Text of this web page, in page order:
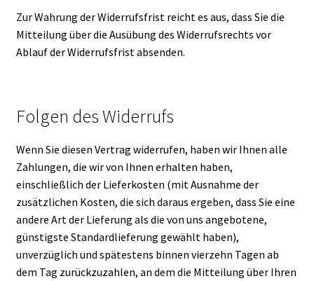
Zur Wahrung der Widerrufsfrist reicht es aus, dass Sie die
Mitteilung über die Ausübung des Widerrufsrechts vor
Ablauf der Widerrufsfrist absenden.
Folgen des Widerrufs
Wenn Sie diesen Vertrag widerrufen, haben wir Ihnen alle
Zahlungen, die wir von Ihnen erhalten haben,
einschließlich der Lieferkosten (mit Ausnahme der
zusätzlichen Kosten, die sich daraus ergeben, dass Sie eine
andere Art der Lieferung als die von uns angebotene,
günstigste Standardlieferung gewählt haben),
unverzüglich und spätestens binnen vierzehn Tagen ab
dem Tag zurückzuzahlen, an dem die Mitteilung über Ihren